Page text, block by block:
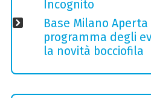
Incognito
Base Milano Aperta
programma degli
la novità bocciofila